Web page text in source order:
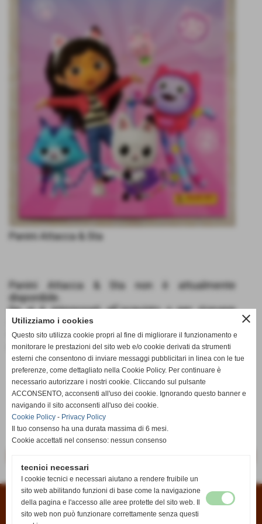
Panini Attacca & Sta
Panini Attacca & Sta non è attualmente
disponibile.
Se si è interessati all´acquisto o per ricevere
informazioni potete scriverci dalla pagina
Contattioppure all´indirizzo email
info@anticaedicola.it
€ 4,90
Condizioni di vendita|Informativa sui cookies|Informativa sulla privacy
close
Utilizziamo i cookies
Questo sito utilizza cookie propri al fine di migliorare il funzionamento e
monitorare le prestazioni del sito web e/o cookie derivati da strumenti
esterni che consentono di inviare messaggi pubblicitari in linea con le tue
preferenze, come dettagliato nella Cookie Policy. Per continuare è
necessario autorizzare i nostri cookie. Cliccando sul pulsante
ACCONSENTO, acconsenti all'uso dei cookie. Ignorando questo banner e
navigando il sito acconsenti all'uso dei cookie.
Cookie Policy - Privacy Policy
Il tuo consenso ha una durata massima di 6 mesi.
Cookie accettati nel consenso: nessun consenso
tecnici necessari
I cookie tecnici e necessari aiutano a rendere fruibile un
sito web abilitando funzioni di base come la navigazione
della pagina e l'accesso alle aree protette del sito web. Il
sito web non può funzionare correttamente senza questi